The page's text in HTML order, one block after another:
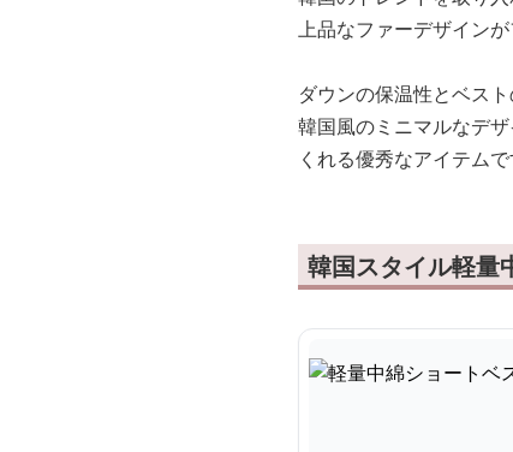
上品なファーデザイン
ダウンの保温性とベス
韓国風のミニマルなデ
くれる優秀なアイテムで
韓国スタイル軽量